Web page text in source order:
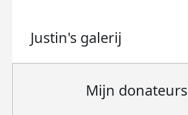
Justin's galerij
Mijn donateurs